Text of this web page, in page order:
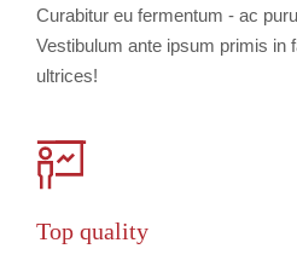
Curabitur eu fermentum - ac
Vestibulum ante ipsum primis in
ultrices!
Top quality